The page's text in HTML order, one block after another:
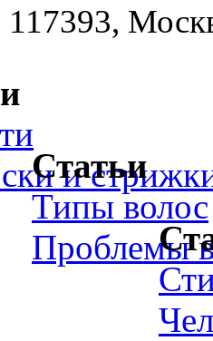
117393,
и
Статьи
Типы волос
Проблемы